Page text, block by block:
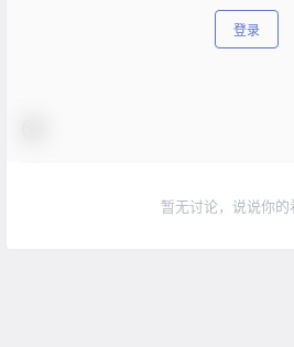
登录
暂无讨论，说说你的